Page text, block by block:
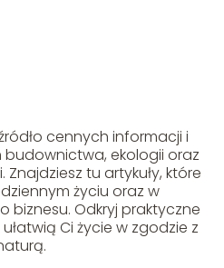
cennych informacji i
ekologii oraz
tu artykuły, które
życiu oraz w
biznesu. Odkryj praktyczne
Ci życie w zgodzie z